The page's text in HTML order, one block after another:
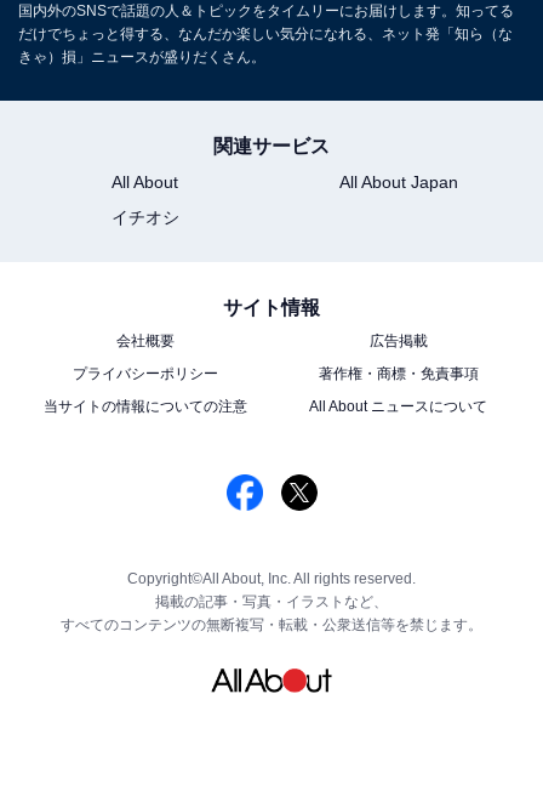
国内外のSNSで話題の人＆トピックをタイムリーにお届けします。知ってる
だけでちょっと得する、なんだか楽しい気分になれる、ネット発「知ら（な
きゃ）損」ニュースが盛りだくさん。
関連サービス
All About
All About Japan
イチオシ
サイト情報
会社概要
広告掲載
プライバシーポリシー
著作権・商標・免責事項
当サイトの情報についての注意
All About ニュースについて
Copyright©All About, Inc. All rights reserved.
掲載の記事・写真・イラストなど、
すべてのコンテンツの無断複写・転載・公衆送信等を禁じます。